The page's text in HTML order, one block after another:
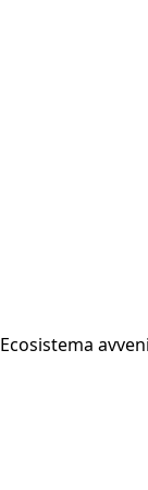
Ecosistema